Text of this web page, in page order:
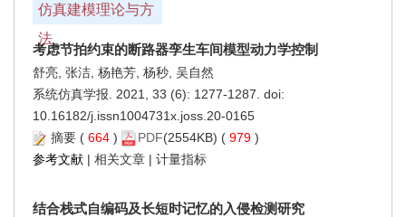
仿真建模理论与方
法
考虑节拍约束的断路器孪生车间模型动力学控制
舒亮, 张洁, 杨艳芳, 杨秒, 吴自然
系统仿真学报. 2021, 33 (6): 1277-1287. doi:
10.16182/j.issn1004731x.joss.20-0165
摘要 ( 664 ) PDF(2554KB) ( 979 )
参考文献 | 相关文章 | 计量指标
结合栈式自编码及长短时记忆的入侵检测研究